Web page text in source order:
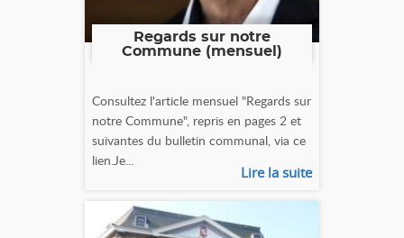
Regards sur notre
Commune (mensuel)
Consultez l'article mensuel "Regards sur
notre Commune", repris en pages 2 et
suivantes du bulletin communal, via ce
lien.Je...
Lire la suite